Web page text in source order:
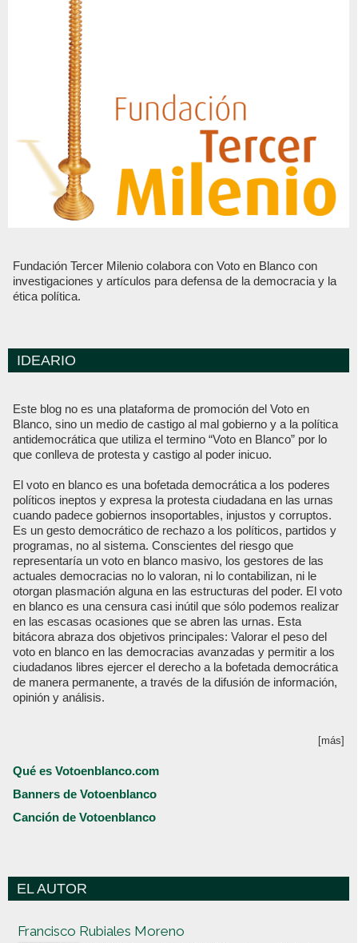
Fundación Tercer Milenio colabora con Voto en Blanco con
investigaciones y artículos para defensa de la democracia y la
ética política.
IDEARIO
Este blog no es una plataforma de promoción del Voto en
Blanco, sino un medio de castigo al mal gobierno y a la política
antidemocrática que utiliza el termino “Voto en Blanco” por lo
que conlleva de protesta y castigo al poder inicuo.
El voto en blanco es una bofetada democrática a los poderes
políticos ineptos y expresa la protesta ciudadana en las urnas
cuando padece gobiernos insoportables, injustos y corruptos.
Es un gesto democrático de rechazo a los políticos, partidos y
programas, no al sistema. Conscientes del riesgo que
representaría un voto en blanco masivo, los gestores de las
actuales democracias no lo valoran, ni lo contabilizan, ni le
otorgan plasmación alguna en las estructuras del poder. El voto
en blanco es una censura casi inútil que sólo podemos realizar
en las escasas ocasiones que se abren las urnas. Esta
bitácora abraza dos objetivos principales: Valorar el peso del
voto en blanco en las democracias avanzadas y permitir a los
ciudadanos libres ejercer el derecho a la bofetada democrática
de manera permanente, a través de la difusión de información,
opinión y análisis.
[más]
Qué es Votoenblanco.com
Banners de Votoenblanco
Canción de Votoenblanco
EL AUTOR
Francisco Rubiales Moreno